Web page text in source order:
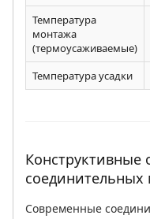
Температура
монтажа
(термоусаживаемые)
Температура усадки
Конструктивные
соединительных
Современные